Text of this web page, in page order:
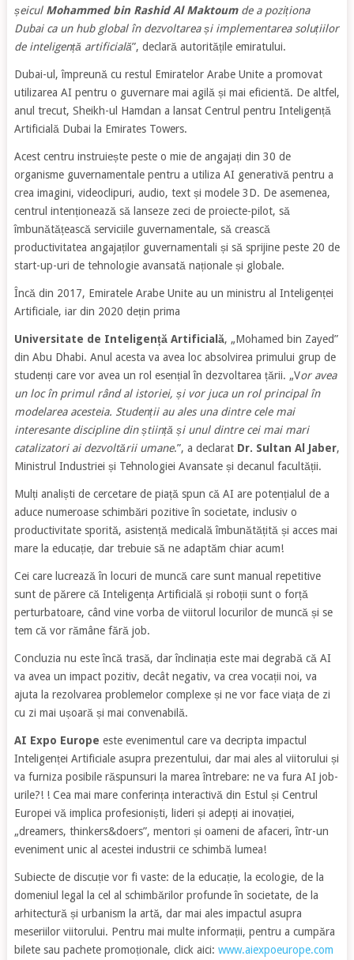
șeicul Mohammed bin Rashid Al Maktoumde a poziționa
Dubai ca un hub global în dezvoltarea și implementarea soluțiilor
de inteligență artificială”, declară autoritățile emiratului.
Dubai-ul, împreună cu restul Emiratelor Arabe Unite a promovat
utilizarea AI pentru o guvernare mai agilă și mai eficientă. De altfel,
anul trecut, Sheikh-ul Hamdan a lansat Centrul pentru Inteligență
Artificială Dubai la Emirates Towers.
Acest centru instruiește peste o mie de angajați din 30 de
organisme guvernamentale pentru a utiliza AI generativă pentru a
crea imagini, videoclipuri, audio, text și modele 3D. De asemenea,
centrul intenționează să lanseze zeci de proiecte-pilot, să
îmbunătățească serviciile guvernamentale, să crească
productivitatea angajaților guvernamentali și să sprijine peste 20 de
start-up-uri de tehnologie avansată naționale și globale.
Încă din 2017, Emiratele Arabe Unite au un ministru al Inteligenței
Artificiale, iar din 2020 dețin prima
Universitate de Inteligență Artificială, „Mohamed bin Zayed”
din Abu Dhabi. Anul acesta va avea loc absolvirea primului grup de
studenți care vor avea un rol esențial în dezvoltarea țării. „Vor avea
un loc în primul rând al istoriei, și vor juca un rol principal în
modelarea acesteia. Studenții au ales una dintre cele mai
interesante discipline din știință și unul dintre cei mai mari
catalizatori ai dezvoltării umane.”, a declarat Dr. Sultan Al Jaber,
Ministrul Industriei și Tehnologiei Avansate și decanul facultății.
Mulți analiști de cercetare de piață spun că AI are potențialul de a
aduce numeroase schimbări pozitive în societate, inclusiv o
productivitate sporită, asistență medicală îmbunătățită și acces mai
mare la educație, dar trebuie să ne adaptăm chiar acum!
Cei care lucrează în locuri de muncă care sunt manual repetitive
sunt de părere că Inteligența Artificială și roboții sunt o forță
perturbatoare, când vine vorba de viitorul locurilor de muncă și se
tem că vor rămâne fără job.
Concluzia nu este încă trasă, dar înclinația este mai degrabă că AI
va avea un impact pozitiv, decât negativ, va crea vocații noi, va
ajuta la rezolvarea problemelor complexe și ne vor face viața de zi
cu zi mai ușoară și mai convenabilă.
AI Expo Europe este evenimentul care va decripta impactul
Inteligenței Artificiale asupra prezentului, dar mai ales al viitorului și
va furniza posibile răspunsuri la marea întrebare: ne va fura AI job-
urile?! ! Cea mai mare conferința interactivă din Estul și Centrul
Europei vă implica profesioniști, lideri și adepți ai inovației,
„dreamers, thinkers&doers”, mentori și oameni de afaceri, într-un
eveniment unic al acestei industrii ce schimbă lumea!
Subiecte de discuție vor fi vaste: de la educație, la ecologie, de la
domeniul legal la cel al schimbărilor profunde în societate, de la
arhitectură și urbanism la artă, dar mai ales impactul asupra
meseriilor viitorului. Pentru mai multe informații, pentru a cumpăra
bilete sau pachete promoționale, click aici: www.aiexpoeurope.com